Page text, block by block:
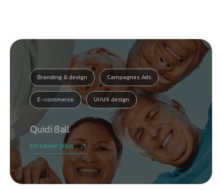
Branding & design Campagnes Ads
E-commerce UI/UX design
Quidi Ball
En savoir plus